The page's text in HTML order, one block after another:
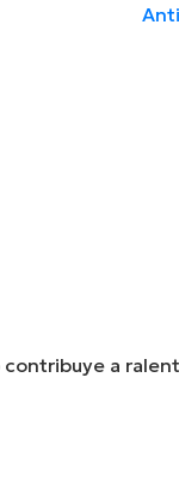
contribuye a